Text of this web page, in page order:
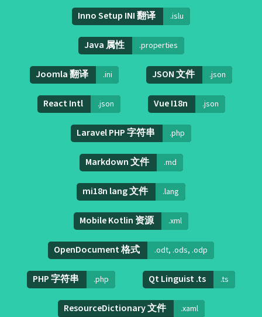
Inno Setup INI 翻译 .islu
Java 属性 .properties
Joomla 翻译 .ini JSON 文件 .json
React Intl .json Vue I18n .json
Laravel PHP 字符串 .php
Markdown 文件 .md
mi18n lang 文件 .lang
Mobile Kotlin 资源 .xml
OpenDocument 格式 .odt, .ods, .odp
PHP 字符串 .php Qt Linguist .ts .ts
ResourceDictionary 文件 .xaml